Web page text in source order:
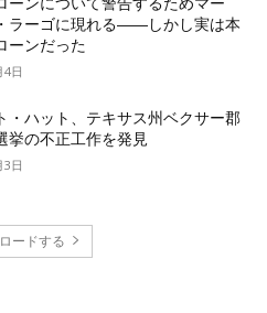
ラーゴに現れる――しかし実は本
ーンだった
4日
・ハット、テキサス州ベクサー郡
挙の不正工作を発見
3日
ードする